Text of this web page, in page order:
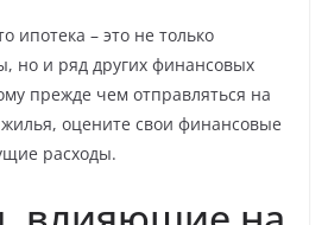
ипотека – это не только
но и ряд других финансовых
прежде чем отправляться на
оцените свои финансовые
расходы.